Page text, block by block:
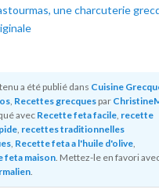
une charcuterie
a été publié dans Cuisine
, Recettes grecques par
avecRecette feta facile, recette
, recettes traditionnelles
, Recette feta a l'huile d'olive,
feta maison. Mettez-le en favori
.